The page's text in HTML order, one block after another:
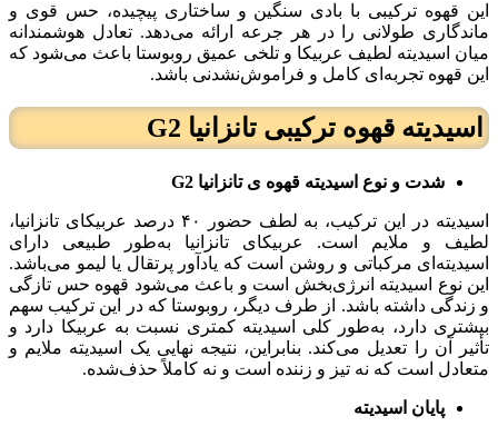
این قهوه ترکیبی با بادی سنگین و ساختاری پیچیده، حس قوی و
ماندگاری طولانی را در هر جرعه ارائه می‌دهد. تعادل هوشمندانه
میان اسیدیته لطیف عربیکا و تلخی عمیق روبوستا باعث می‌شود که
این قهوه تجربه‌ای کامل و فراموش‌نشدنی باشد.
اسیدیته قهوه ترکیبی تانزانیا G2
شدت و نوع اسیدیته قهوه ی تانزانیا
اسیدیته در این ترکیب، به لطف حضور ۴۰ درصد عربیکای تانزانیا،
لطیف و ملایم است. عربیکای تانزانیا به‌طور طبیعی دارای
اسیدیته‌ای مرکباتی و روشن است که یادآور پرتقال یا لیمو می‌باشد.
این نوع اسیدیته انرژی‌بخش است و باعث می‌شود قهوه حس تازگی
و زندگی داشته باشد. از طرف دیگر، روبوستا که در این ترکیب سهم
بیشتری دارد، به‌طور کلی اسیدیته کمتری نسبت به عربیکا دارد و
تأثیر آن را تعدیل می‌کند. بنابراین، نتیجه نهایی یک اسیدیته ملایم و
متعادل است که نه تیز و زننده است و نه کاملاً حذف‌شده.
پایان اسیدیته